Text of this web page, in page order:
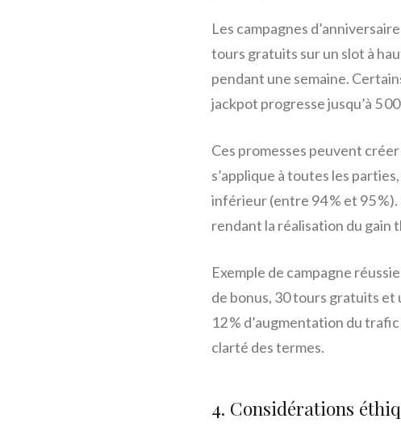
Les campagnes
tours gratuits sur un slot à
pendant une semaine.
jackpot progresse jusqu’à 5
Ces promesses peuvent
s’applique à toutes les
inférieur (entre 94 % et 95
rendant la réalisation du gain
Exemple de campagne
de bonus, 30 tours gratuits et
12 % d’augmentation du
clarté des termes.
4. Considérations